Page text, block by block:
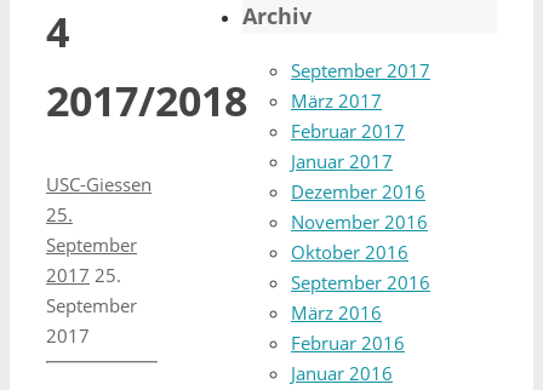
4
2017/2018
USC-Giessen
25.
September
2017 25.
September
2017
Archiv
September 2017
März 2017
Februar 2017
Januar 2017
Dezember 2016
November 2016
Oktober 2016
September 2016
März 2016
Februar 2016
Januar 2016